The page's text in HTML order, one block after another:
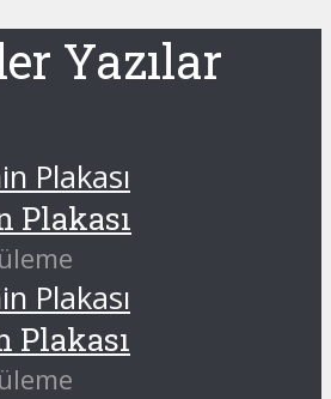
Yazılar
Plakası
Plakası